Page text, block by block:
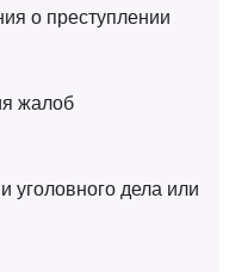
о преступлении
жалоб
уголовного дела или